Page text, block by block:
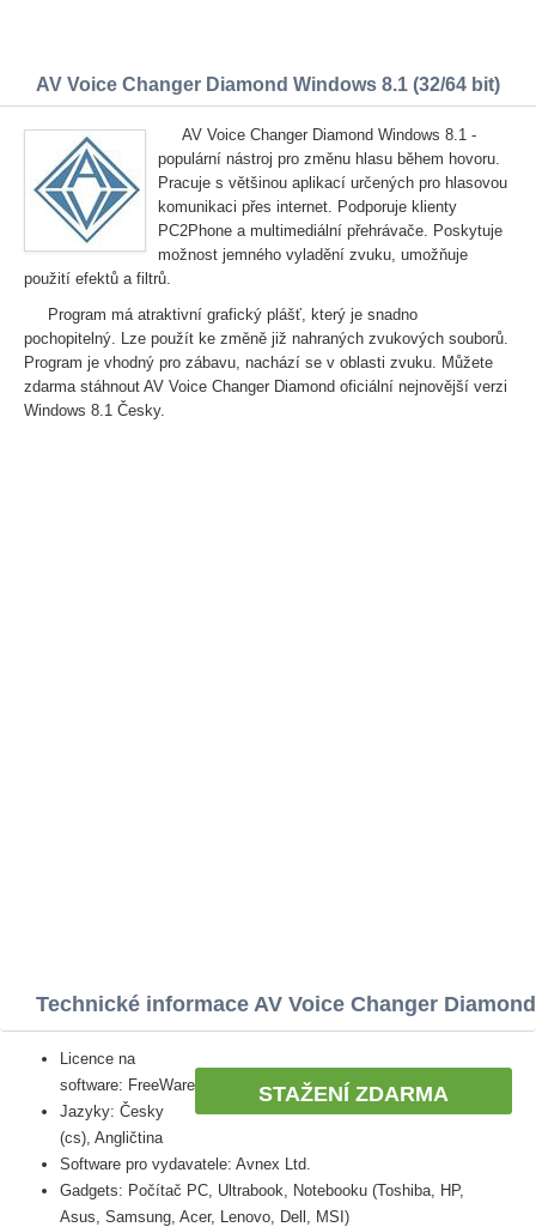
AV Voice Changer Diamond Windows 8.1 (32/64 bit)
AV Voice Changer Diamond Windows 8.1 -
populární nástroj pro změnu hlasu během hovoru.
Pracuje s většinou aplikací určených pro hlasovou
komunikaci přes internet. Podporuje klienty
PC2Phone a multimediální přehrávače. Poskytuje
možnost jemného vyladění zvuku, umožňuje
použití efektů a filtrů.
Program má atraktivní grafický plášť, který je snadno
pochopitelný. Lze použít ke změně již nahraných zvukových souborů.
Program je vhodný pro zábavu, nachází se v oblasti zvuku. Můžete
zdarma stáhnout AV Voice Changer Diamond oficiální nejnovější verzi
Windows 8.1 Česky.
Technické informace AV Voice Changer Diamond
STAŽENÍ ZDARMA
Licence na
software: FreeWare
Jazyky: Česky
(cs), Angličtina
Software pro vydavatele: Avnex Ltd.
Gadgets: Počítač PC, Ultrabook, Notebooku (Toshiba, HP,
Asus, Samsung, Acer, Lenovo, Dell, MSI)